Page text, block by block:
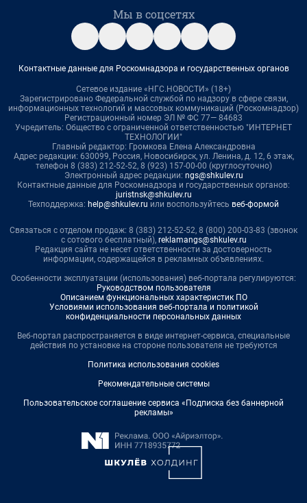
Мы в соцсетях
Контактные данные для Роскомнадзора и государственных органов
Сетевое издание «НГС.НОВОСТИ» (18+)
Зарегистрировано Федеральной службой по надзору в сфере связи,
информационных технологий и массовых коммуникаций (Роскомнадзор)
Регистрационный номер ЭЛ № ФС 77— 84683
Учредитель: Общество с ограниченной ответственностью "ИНТЕРНЕТ
ТЕХНОЛОГИИ"
Главный редактор: Громкова Елена Александровна
Адрес редакции: 630099, Россия, Новосибирск, ул. Ленина, д. 12, 6 этаж,
телефон 8 (383) 212-52-52, 8 (923) 157-00-00 (круглосуточно)
Электронный адрес редакции: ngs@shkulev.ru
Контактные данные для Роскомнадзора и государственных органов:
juristnsk@shkulev.ru
Техподдержка: help@shkulev.ru или воспользуйтесь веб-формой
Связаться с отделом продаж: 8 (383) 212-52-52, 8 (800) 200-03-83 (звонок
с сотового бесплатный), reklamangs@shkulev.ru
Редакция сайта не несет ответственности за достоверность
информации, содержащейся в рекламных объявлениях.
Особенности эксплуатации (использования) веб-портала регулируются:
Руководством пользователя
Описанием функциональных характеристик ПО
Условиями использования веб-портала и политикой
конфиденциальности персональных данных
Веб-портал распространяется в виде интернет-сервиса, специальные
действия по установке на стороне пользователя не требуются
Политика использования cookies
Рекомендательные системы
Пользовательское соглашение сервиса «Подписка без баннерной
рекламы»